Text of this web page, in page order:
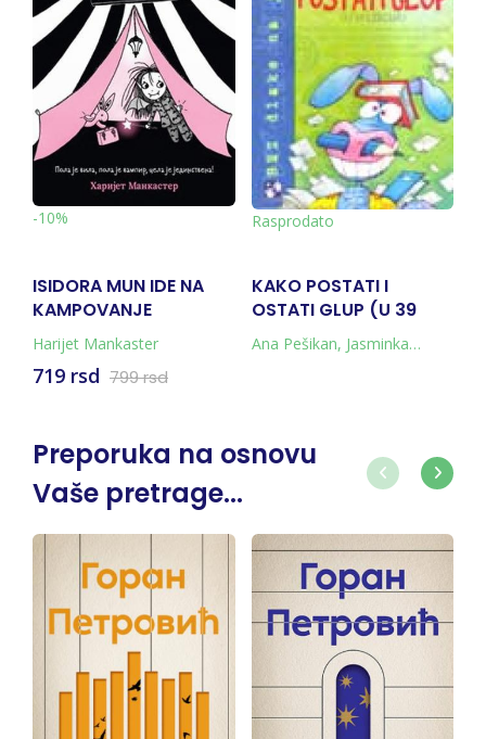
-10%
ISIDORA MUN IDE NA
KAMPOVANJE
Harijet Mankaster
719 rsd 799 rsd
Rasprodato
KAKO POSTATI I
OSTATI GLUP (U 39
LEKCIJA)
Ana Pešikan, Jasminka
Preporuka na osnovu
Vaše pretrage...